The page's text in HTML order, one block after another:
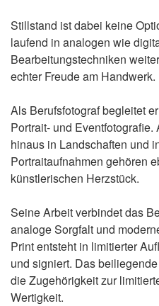
Stillstand ist dabei keine
laufend in analogen wie
Bearbeitungstechniken
echter Freude am Handwerk.
Als Berufsfotograf begleitet
Portrait- und
hinaus in Landschaften und
Portraitaufnahmen gehören
künstlerischen Herzstück.
Seine Arbeit verbindet das
analoge Sorgfalt und
Print entsteht in limitierter
und signiert. Das
die Zugehörigkeit zur
Wertigkeit.